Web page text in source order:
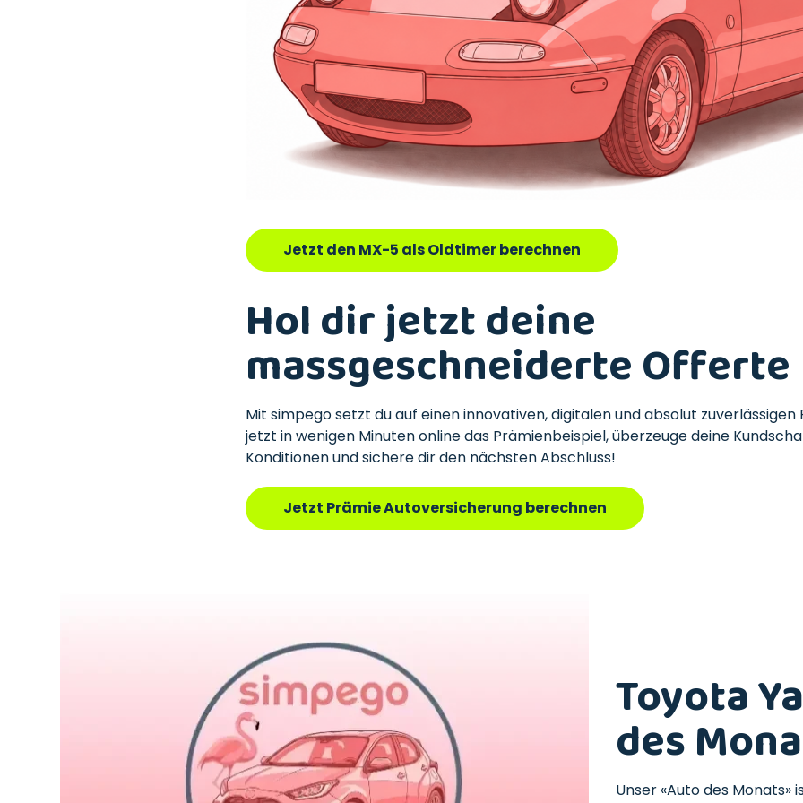
Jetzt den MX-5 als Oldtimer berechnen
Hol dir jetzt deine
massgeschneiderte Offerte
Mit simpego setzt du auf einen innovativen, digitalen und absolut
jetzt in wenigen Minuten online das Prämienbeispiel, überzeuge deine
Konditionen und sichere dir den nächsten Abschluss!
Jetzt Prämie Autoversicherung berechnen
Toyota
des
Unser «Auto des Monats»